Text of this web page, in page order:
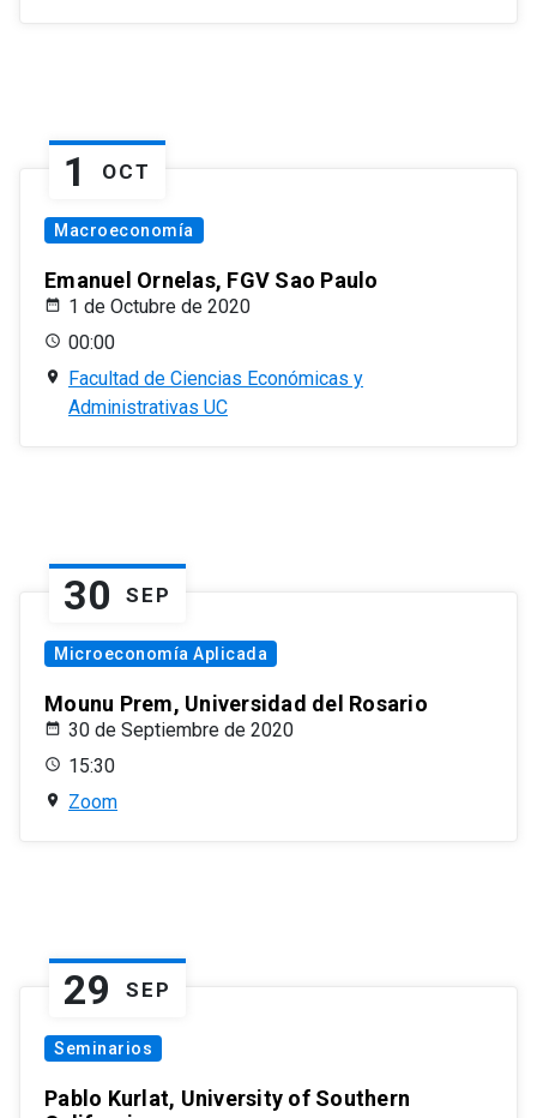
1 OCT
Macroeconomía
Emanuel Ornelas, FGV Sao Paulo
1 de Octubre de 2020
00:00
Facultad de Ciencias Económicas y
Administrativas UC
30 SEP
Microeconomía Aplicada
Mounu Prem, Universidad del Rosario
30 de Septiembre de 2020
15:30
Zoom
29 SEP
Seminarios
Pablo Kurlat, University of Southern